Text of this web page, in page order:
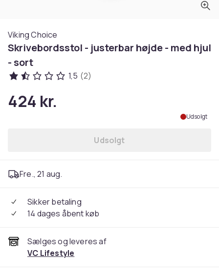
Viking Choice
Skrivebordsstol - justerbar højde - med hjul
- sort
1,5 (2)
424 kr.
Udsolgt
Udsolgt
Fre., 21 aug.
Sikker betaling
14 dages åbent køb
Sælges og leveres af
VC Lifestyle